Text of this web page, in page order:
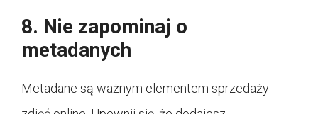
8. Nie zapominaj o
metadanych
Metadane są ważnym elementem sprzedaży